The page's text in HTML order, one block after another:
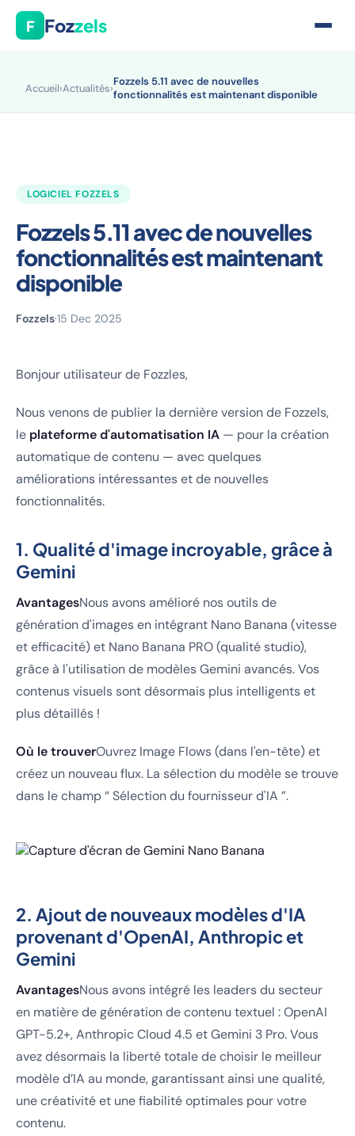
F Fozzels
Accueil›Actualités›Fozzels 5.11 avec de nouvelles
fonctionnalités est maintenant disponible
LOGICIEL FOZZELS
Fozzels 5.11 avec de nouvelles
fonctionnalités est maintenant
disponible
Fozzels·15 Dec 2025
Bonjour utilisateur de Fozzles,
Nous venons de publier la dernière version de Fozzels,
le plateforme d'automatisation IA — pour la création
automatique de contenu — avec quelques
améliorations intéressantes et de nouvelles
fonctionnalités.
1. Qualité d'image incroyable, grâce à
Gemini
AvantagesNous avons amélioré nos outils de
génération d'images en intégrant Nano Banana (vitesse
et efficacité) et Nano Banana PRO (qualité studio),
grâce à l'utilisation de modèles Gemini avancés. Vos
contenus visuels sont désormais plus intelligents et
plus détaillés !
Où le trouverOuvrez Image Flows (dans l'en-tête) et
créez un nouveau flux. La sélection du modèle se trouve
dans le champ “ Sélection du fournisseur d'IA ”.
2. Ajout de nouveaux modèles d'IA
provenant d'OpenAI, Anthropic et
Gemini
AvantagesNous avons intégré les leaders du secteur
en matière de génération de contenu textuel : OpenAI
GPT-5.2+, Anthropic Cloud 4.5 et Gemini 3 Pro. Vous
avez désormais la liberté totale de choisir le meilleur
modèle d’IA au monde, garantissant ainsi une qualité,
une créativité et une fiabilité optimales pour votre
contenu.